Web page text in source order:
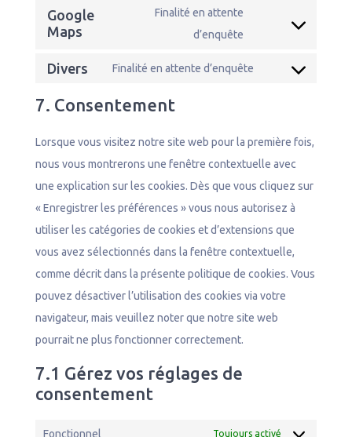
linkedin
Google
Maps
Finalité en attente
d’enquête
Consent
Divers Finalité en attente d’enquête
Consent
7. Consentement
Lorsque vous visitez notre site web pour la première fois,
nous vous montrerons une fenêtre contextuelle avec
une explication sur les cookies. Dès que vous cliquez sur
« Enregistrer les préférences » vous nous autorisez à
utiliser les catégories de cookies et d’extensions que
vous avez sélectionnés dans la fenêtre contextuelle,
comme décrit dans la présente politique de cookies. Vous
pouvez désactiver l’utilisation des cookies via votre
navigateur, mais veuillez noter que notre site web
pourrait ne plus fonctionner correctement.
7.1 Gérez vos réglages de
consentement
Fonctionnel Toujours activé